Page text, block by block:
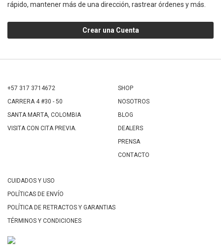
rápido, mantener más de una dirección, rastrear órdenes y más.
Crear una Cuenta
+57 317 3714672
CARRERA 4 #30 - 50
SANTA MARTA, COLOMBIA
VISITA CON CITA PREVIA.
SHOP
NOSOTROS
BLOG
DEALERS
PRENSA
CONTACTO
CUIDADOS Y USO
POLÍTICAS DE ENVÍO
POLÍTICA DE RETRACTOS Y GARANTIAS
TÉRMINOS Y CONDICIONES